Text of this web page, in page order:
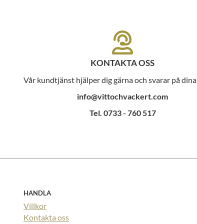
KONTAKTA OSS
Vår kundtjänst hjälper dig gärna och svarar på
info@vittochvackert.com
Tel. 0733 - 760 517
HANDLA
Villkor
Kontakta oss